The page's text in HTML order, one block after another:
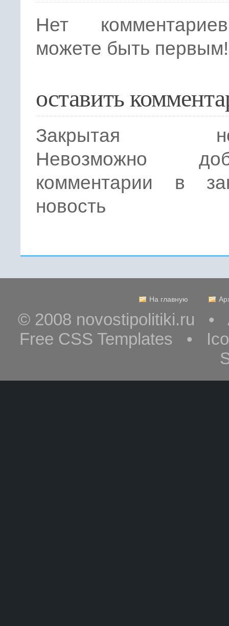
Нет
можете быть первым!
оставить
Закрытая
Невозможно
комментарии в
новость
На главную
© 2008 novostipolitiki.ru •
Free CSS Templates •